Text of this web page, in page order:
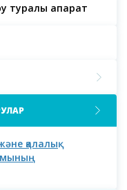
туралы ақпарат
қалалық